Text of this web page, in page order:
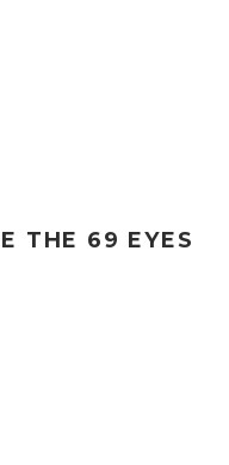
THE 69 EYES